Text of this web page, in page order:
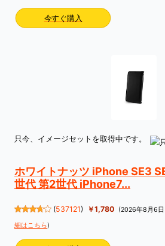
今すぐ購入
只今、イメージセットを取得中です。
ホワイトナッツ iPhone SE3
世代 第2世代 iPhone7...
(537121) ￥1,780 (2026年8月6
細はこちら)